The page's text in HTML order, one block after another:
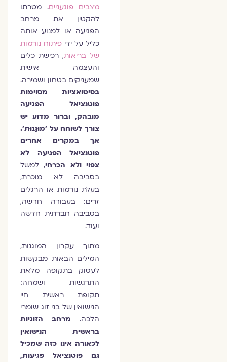
מצבים פוגעניים. מטרתו
להקטין את מרחב
הפגיעה או למנוע אותה
כליל על ידיפיתוח נורמות
של בריאות, רכישת כלים
והעצמה אישית
שמעניקים בטחון ושמירה.
בסיטואציות מסוימות
פוטנציאל הפגיעה
מובהק, וברור מדוע יש
צורך לשוחח על 'מוּגַנוּת'.
אך במקרים אחרים
פוטנציאל הפגיעה לא
צפוי ולא הכרחי, למשל
בסביבה לא מוכרת,
בעלת נורמות או הרגלים
זרים: בעבודה חדשה,
בסביבה חברתית חדשה
ועוד.
מתוך עקרון המוגנוּת,
המילים הבאות מבקשות
לעסוק בתקופה מלאת
התרגשות ושמחה:
תקופת ראשית חיי
הנישואין של בני זוג שומרי
הלכה.
מרחב הזוגיות
בראשית הנישואין
לכאורה אינו כזה שמכיל
גם פוטנציאל פגיעות,